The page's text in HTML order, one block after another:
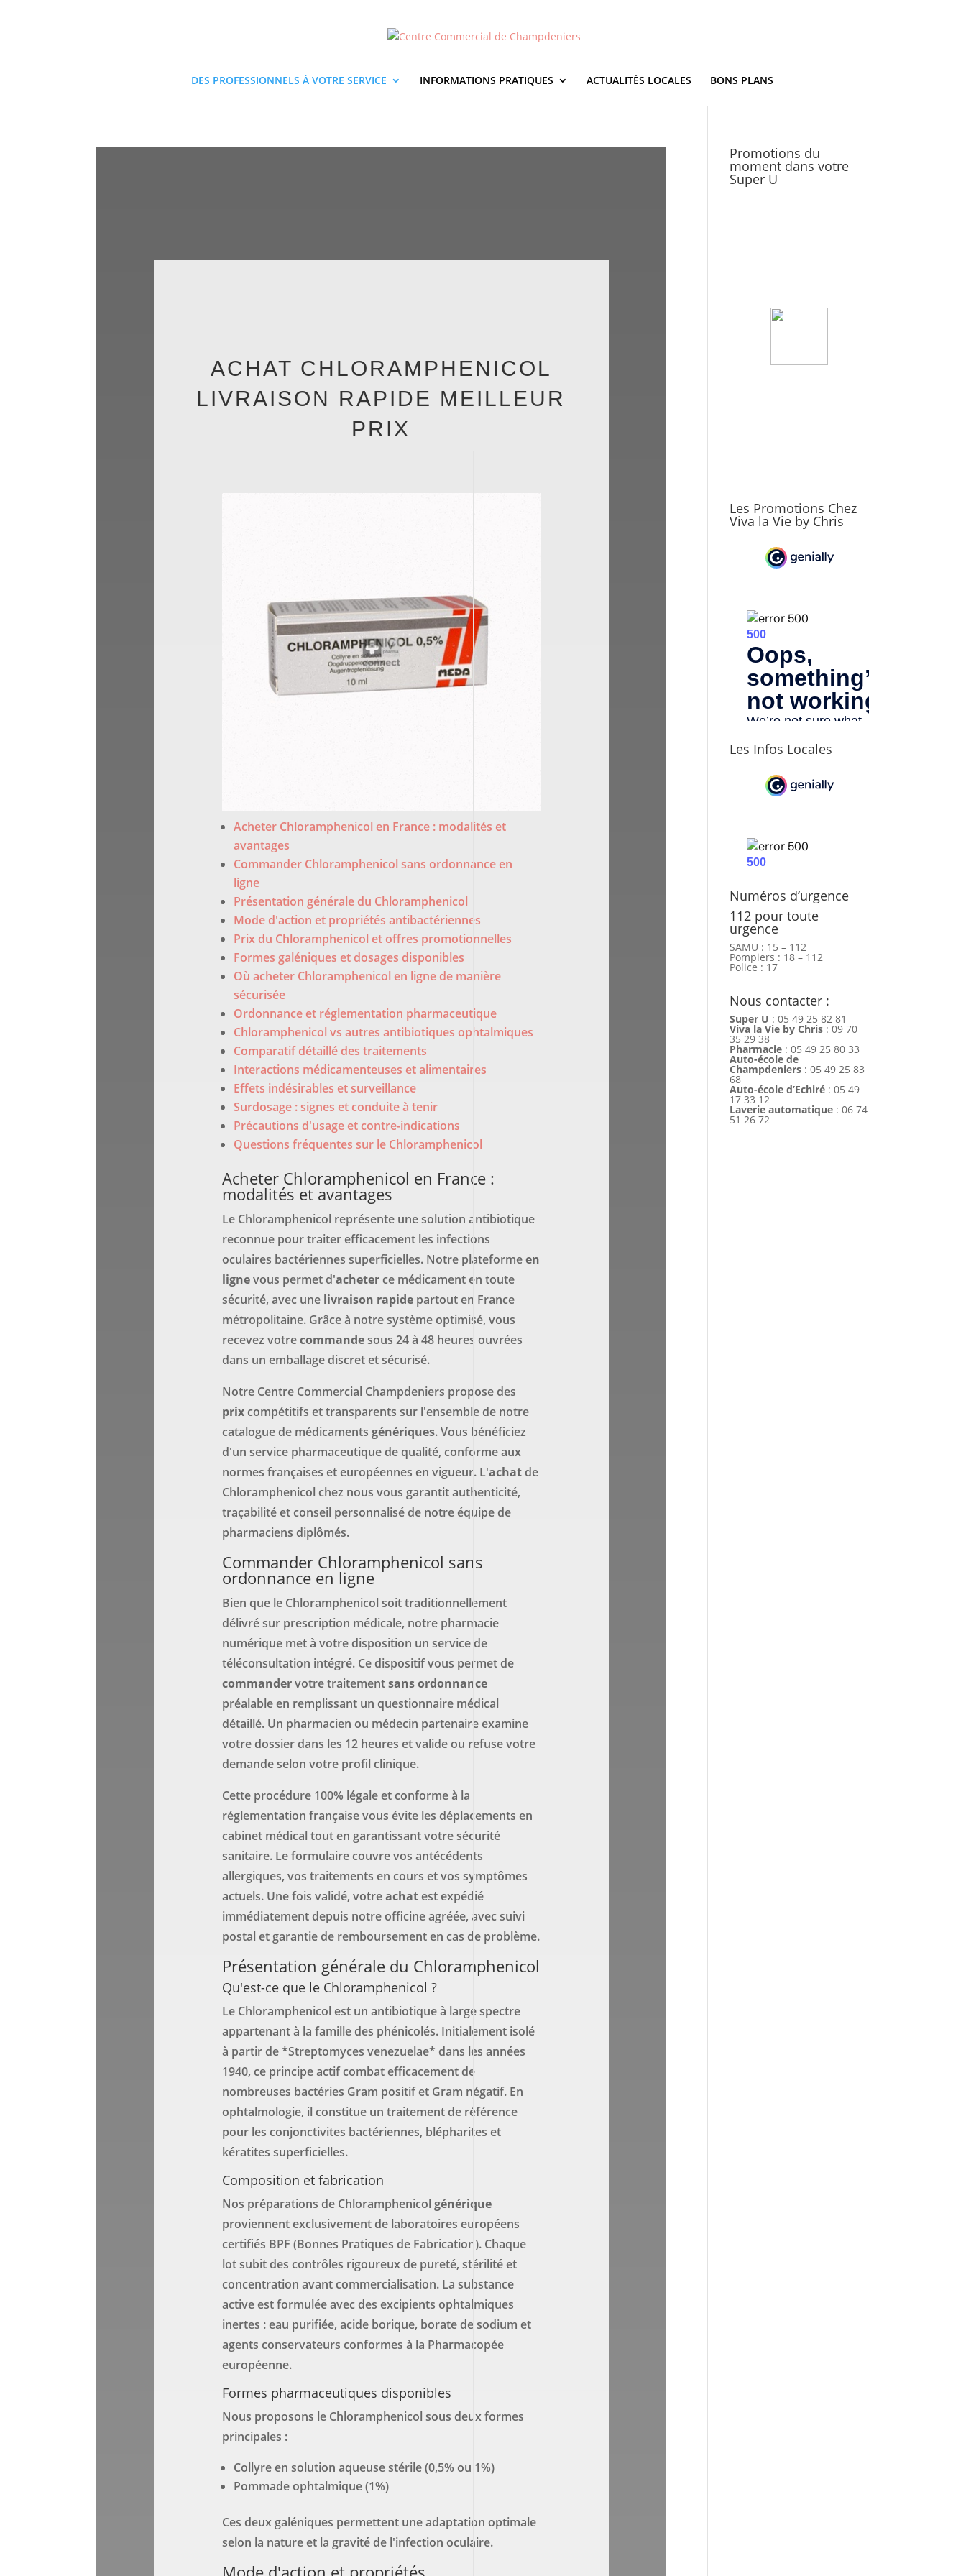
DES PROFESSIONNELS À VOTRE SERVICE INFORMATIONS PRATIQUES ACTUALITÉS LOCALES BONS PLANS
ACHAT CHLORAMPHENICOL
LIVRAISON RAPIDE MEILLEUR
PRIX
Acheter Chloramphenicol en France : modalités et
avantages
Commander Chloramphenicol sans ordonnance en
ligne
Présentation générale du Chloramphenicol
Mode d'action et propriétés antibactériennes
Prix du Chloramphenicol et offres promotionnelles
Formes galéniques et dosages disponibles
Où acheter Chloramphenicol en ligne de manière
sécurisée
Ordonnance et réglementation pharmaceutique
Chloramphenicol vs autres antibiotiques ophtalmiques
Comparatif détaillé des traitements
Interactions médicamenteuses et alimentaires
Effets indésirables et surveillance
Surdosage : signes et conduite à tenir
Précautions d'usage et contre-indications
Questions fréquentes sur le Chloramphenicol
Acheter Chloramphenicol en France :
modalités et avantages
Le Chloramphenicol représente une solution antibiotique
reconnue pour traiter efficacement les infections
oculaires bactériennes superficielles. Notre plateformeen
lignevous permet d'acheterce médicament en toute
sécurité, avec une livraison rapidepartout en France
métropolitaine. Grâce à notre système optimisé, vous
recevez votrecommandesous 24 à 48 heures ouvrées
dans un emballage discret et sécurisé.
Notre Centre Commercial Champdeniers propose des
prixcompétitifs et transparents sur l'ensemble de notre
catalogue de médicaments génériques. Vous bénéficiez
d'un service pharmaceutique de qualité, conforme aux
normes françaises et européennes en vigueur. L'achatde
Chloramphenicol chez nous vous garantit authenticité,
traçabilité et conseil personnalisé de notre équipe de
pharmaciens diplômés.
Commander Chloramphenicol sans
ordonnance en ligne
Bien que le Chloramphenicol soit traditionnellement
délivré sur prescription médicale, notre pharmacie
numérique met à votre disposition un service de
téléconsultation intégré. Ce dispositif vous permet de
commandervotre traitementsans ordonnance
préalable en remplissant un questionnaire médical
détaillé. Un pharmacien ou médecin partenaire examine
votre dossier dans les 12 heures et valide ou refuse votre
demande selon votre profil clinique.
Cette procédure 100% légale et conforme à la
réglementation française vous évite les déplacements en
cabinet médical tout en garantissant votre sécurité
sanitaire. Le formulaire couvre vos antécédents
allergiques, vos traitements en cours et vos symptômes
actuels. Une fois validé, votreachatest expédié
immédiatement depuis notre officine agréée, avec suivi
postal et garantie de remboursement en cas de problème.
Présentation générale du Chloramphenicol
Qu'est-ce que le Chloramphenicol ?
Le Chloramphenicol est un antibiotique à large spectre
appartenant à la famille des phénicolés. Initialement isolé
à partir de *Streptomyces venezuelae* dans les années
1940, ce principe actif combat efficacement de
nombreuses bactéries Gram positif et Gram négatif. En
ophtalmologie, il constitue un traitement de référence
pour les conjonctivites bactériennes, blépharites et
kératites superficielles.
Composition et fabrication
Nos préparations de Chloramphenicol générique
proviennent exclusivement de laboratoires européens
certifiés BPF (Bonnes Pratiques de Fabrication). Chaque
lot subit des contrôles rigoureux de pureté, stérilité et
concentration avant commercialisation. La substance
active est formulée avec des excipients ophtalmiques
inertes : eau purifiée, acide borique, borate de sodium et
agents conservateurs conformes à la Pharmacopée
européenne.
Formes pharmaceutiques disponibles
Nous proposons le Chloramphenicol sous deux formes
principales :
Collyre en solution aqueuse stérile (0,5% ou 1%)
Pommade ophtalmique (1%)
Ces deux galéniques permettent une adaptation optimale
selon la nature et la gravité de l'infection oculaire.
Mode d'action et propriétés
Promotions du
moment dans votre
Super U
Les Promotions Chez
Viva la Vie by Chris
Les Infos Locales
Numéros d’urgence
112 pour toute
urgence
SAMU : 15 – 112
Pompiers : 18 – 112
Police : 17
Nous contacter :
Super U : 05 49 25 82 81
Viva la Vie by Chris : 09 70
35 29 38
Pharmacie : 05 49 25 80 33
Auto-école de
Champdeniers : 05 49 25 83
68
Auto-école d’Echiré : 05 49
17 33 12
Laverie automatique : 06 74
51 26 72